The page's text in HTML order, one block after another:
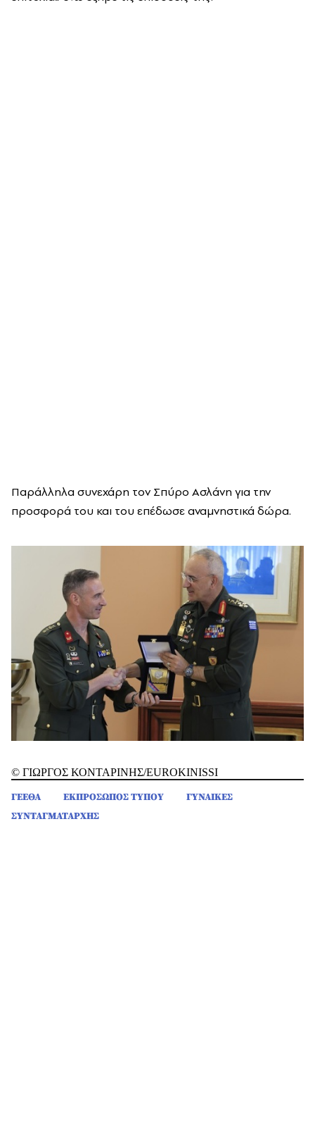
Παράλληλα συνεχάρη τον Σπύρο Ασλάνη για την
προσφορά του και του επέδωσε αναμνηστικά δώρα.
© ΓΙΩΡΓΟΣ ΚΟΝΤΑΡΙΝΗΣ/EUROKINISSI
ΓΕΕΘΑ ΕΚΠΡΟΣΩΠΟΣ ΤΥΠΟΥ
ΓΥΝΑΙΚΕΣ
ΣΥΝΤΑΓΜΑΤΑΡΧΗΣ